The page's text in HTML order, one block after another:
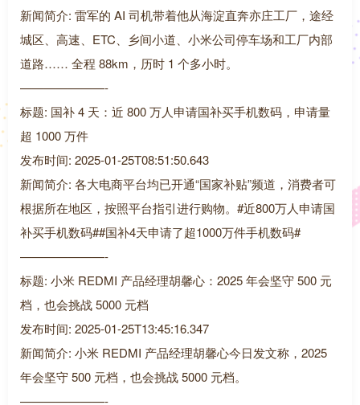
新闻简介: 雷军的 AI 司机带着他从海淀直奔亦庄工厂，途经
城区、高速、ETC、乡间小道、小米公司停车场和工厂内部
道路…… 全程 88km，历时 1 个多小时。
———————-
标题: 国补 4 天：近 800 万人申请国补买手机数码，申请量
超 1000 万件
发布时间: 2025-01-25T08:51:50.643
新闻简介: 各大电商平台均已开通“国家补贴”频道，消费者可
根据所在地区，按照平台指引进行购物。#近800万人申请国
补买手机数码##国补4天申请了超1000万件手机数码#
———————-
标题: 小米 REDMI 产品经理胡馨心：2025 年会坚守 500 元
档，也会挑战 5000 元档
发布时间: 2025-01-25T13:45:16.347
新闻简介: 小米 REDMI 产品经理胡馨心今日发文称，2025
年会坚守 500 元档，也会挑战 5000 元档。
———————-